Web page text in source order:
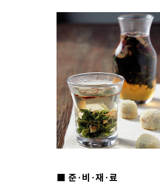
■ 준·비·재·료